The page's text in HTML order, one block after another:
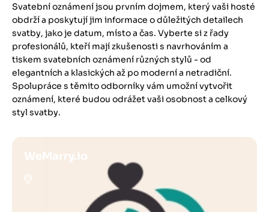
Svatební oznámení jsou prvním dojmem, který vaši hosté
obdrží a poskytují jim informace o důležitých detailech
svatby, jako je datum, místo a čas. Vyberte si z řady
profesionálů, kteří mají zkušenosti s navrhováním a
tiskem svatebních oznámení různých stylů - od
elegantních a klasických až po moderní a netradiční.
Spolupráce s těmito odborníky vám umožní vytvořit
oznámení, které budou odrážet vaši osobnost a celkový
styl svatby.
WeMarry.io